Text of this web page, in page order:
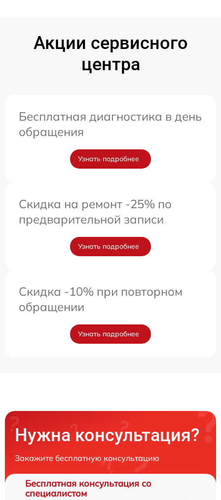
Акции сервисного
центра
Бесплатная диагностика в день
обращения
Узнать подробнее
Скидка на ремонт -25% по
предварительной записи
Узнать подробнее
Скидка -10% при повторном
обращении
Узнать подробнее
Нужна консультация?
Закажите бесплатную консультацию
Бесплатная консультация со
специалистом